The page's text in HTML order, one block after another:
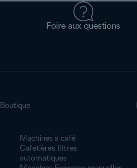
Foire aux questions
Boutique
Machines à café
Cafetières filtres
automatiques